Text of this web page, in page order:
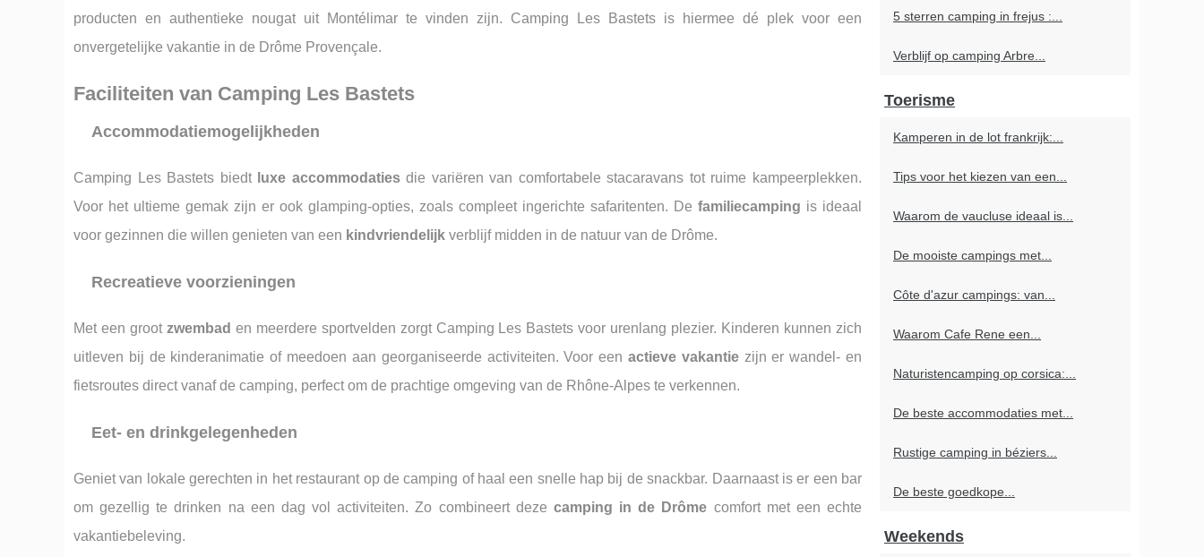
producten en authentieke nougat uit Montélimar te vinden zijn. Camping Les Bastets is hiermee dé plek voor een
onvergetelijke vakantie in de Drôme Provençale.
Faciliteiten van Camping Les Bastets
Accommodatiemogelijkheden
Camping Les Bastets biedt luxe accommodatiesdie variëren van comfortabele stacaravans tot ruime kampeerplekken.
Voor het ultieme gemak zijn er ook glamping-opties, zoals compleet ingerichte safaritenten. De familiecamping is ideaal
voor gezinnen die willen genieten van een kindvriendelijk verblijf midden in de natuur van de Drôme.
Recreatieve voorzieningen
Met een groot zwembad en meerdere sportvelden zorgt Camping Les Bastets voor urenlang plezier. Kinderen kunnen zich
uitleven bij de kinderanimatie of meedoen aan georganiseerde activiteiten. Voor een actieve vakantiezijn er wandel- en
fietsroutes direct vanaf de camping, perfect om de prachtige omgeving van de Rhône-Alpes te verkennen.
Eet- en drinkgelegenheden
Geniet van lokale gerechten in het restaurant op de camping of haal een snelle hap bij de snackbar. Daarnaast is er een bar
om gezellig te drinken na een dag vol activiteiten. Zo combineert deze camping in de Drôme comfort met een echte
vakantiebeleving.
5 sterren camping in frejus :...
Verblijf op camping Arbre...
Toerisme
Kamperen in de lot frankrijk:...
Tips voor het kiezen van een...
Waarom de vaucluse ideaal is...
De mooiste campings met...
Côte d'azur campings: van...
Waarom Cafe Rene een...
Naturistencamping op corsica:...
De beste accommodaties met...
Rustige camping in béziers...
De beste goedkope...
Weekends